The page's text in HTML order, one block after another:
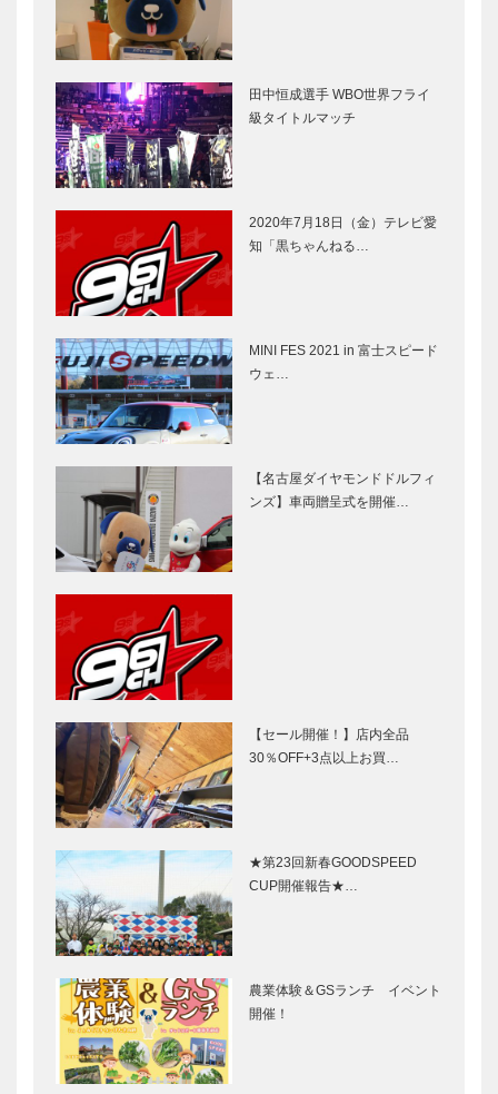
田中恒成選手 WBO世界フライ
級タイトルマッチ
2020年7月18日（金）テレビ愛
知「黒ちゃんねる…
MINI FES 2021 in 富士スピード
ウェ…
【名古屋ダイヤモンドドルフィ
ンズ】車両贈呈式を開催…
【セール開催！】店内全品
30％OFF+3点以上お買…
★第23回新春GOODSPEED
CUP開催報告★…
農業体験＆GSランチ イベント
開催！